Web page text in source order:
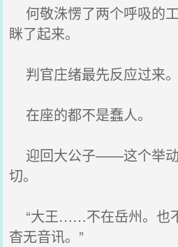
何敬洙愣了两个呼吸的
眯了起来。
判官庄绪最先反应过来。
在座的都不是蠢人。
迎回大公子——这个举动
切。
“大王……不在岳州。也
杳无音讯。”